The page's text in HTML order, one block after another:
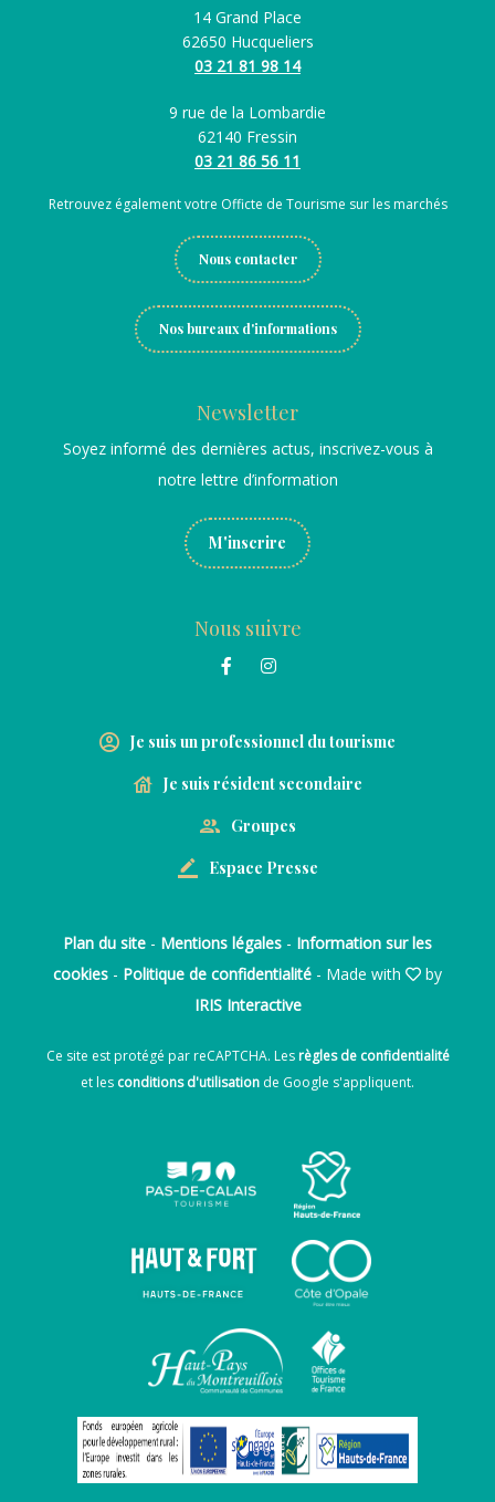
14 Grand Place
62650 Hucqueliers
03 21 81 98 14
9 rue de la Lombardie
62140 Fressin
03 21 86 56 11
Retrouvez également votre Officte de Tourisme sur les marchés
Nous contacter
Nos bureaux d'informations
Newsletter
Soyez informé des dernières actus, inscrivez-vous à
notre lettre d’information
M'inscrire
Nous suivre
Je suis un professionnel du tourisme
Je suis résident secondaire
Groupes
Espace Presse
Plan du site - Mentions légales - Information sur les
cookies - Politique de confidentialité - Made with
by
IRIS Interactive
Ce site est protégé par reCAPTCHA. Lesrègles de confidentialité
et les conditions d'utilisation de Google s'appliquent.